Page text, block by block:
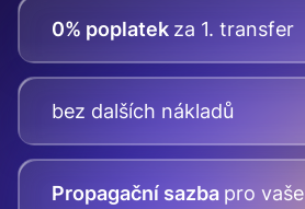
0% poplatek za 1. transfer
bez dalších nákladů
Propagační sazba pro vaše